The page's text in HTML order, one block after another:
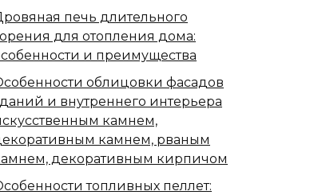
печь длительного
для отопления дома:
и преимущества
облицовки фасадов
и внутреннего интерьера
камнем,
камнем, рваным
декоративным кирпичом
топливных пеллет: